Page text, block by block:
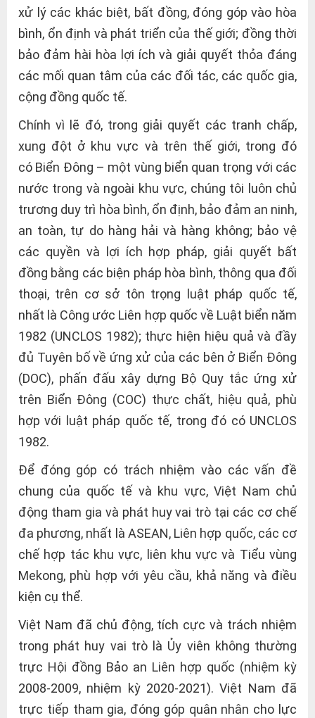
xử lý các khác biệt, bất đồng, đóng góp vào hòa
bình, ổn định và phát triển của thế giới; đồng thời
bảo đảm hài hòa lợi ích và giải quyết thỏa đáng
các mối quan tâm của các đối tác, các quốc gia,
cộng đồng quốc tế.
Chính vì lẽ đó, trong giải quyết các tranh chấp,
xung đột ở khu vực và trên thế giới, trong đó
có Biển Đông – một vùng biển quan trọng với các
nước trong và ngoài khu vực, chúng tôi luôn chủ
trương duy trì hòa bình, ổn định, bảo đảm an ninh,
an toàn, tự do hàng hải và hàng không; bảo vệ
các quyền và lợi ích hợp pháp, giải quyết bất
đồng bằng các biện pháp hòa bình, thông qua đối
thoại, trên cơ sở tôn trọng luật pháp quốc tế,
nhất là Công ước Liên hợp quốc về Luật biển năm
1982 (UNCLOS 1982); thực hiện hiệu quả và đầy
đủ Tuyên bố về ứng xử của các bên ở Biển Đông
(DOC), phấn đấu xây dựng Bộ Quy tắc ứng xử
trên Biển Đông (COC) thực chất, hiệu quả, phù
hợp với luật pháp quốc tế, trong đó có UNCLOS
1982.
Để đóng góp có trách nhiệm vào các vấn đề
chung của quốc tế và khu vực, Việt Nam chủ
động tham gia và phát huy vai trò tại các cơ chế
đa phương, nhất là ASEAN, Liên hợp quốc, các cơ
chế hợp tác khu vực, liên khu vực và Tiểu vùng
Mekong, phù hợp với yêu cầu, khả năng và điều
kiện cụ thể.
Việt Nam đã chủ động, tích cực và trách nhiệm
trong phát huy vai trò là Ủy viên không thường
trực Hội đồng Bảo an Liên hợp quốc (nhiệm kỳ
2008-2009, nhiệm kỳ 2020-2021). Việt Nam đã
trực tiếp tham gia, đóng góp quân nhân cho lực